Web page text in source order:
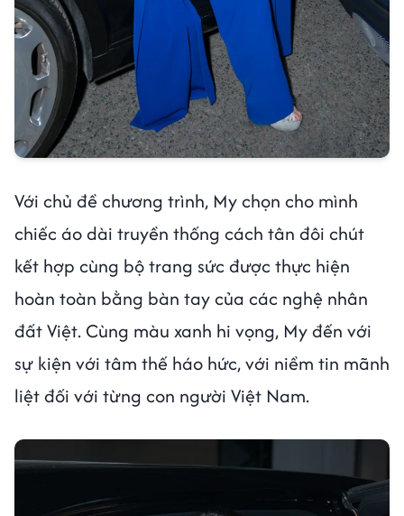
Với chủ đề chương trình, My chọn cho mình
chiếc áo dài truyền thống cách tân đôi chút
kết hợp cùng bộ trang sức được thực hiện
hoàn toàn bằng bàn tay của các nghệ nhân
đất Việt. Cùng màu xanh hi vọng, My đến với
sự kiện với tâm thế háo hức, với niềm tin mãnh
liệt đối với từng con người Việt Nam.